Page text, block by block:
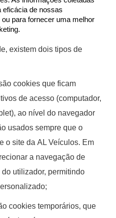
As informações coletadas
eficácia de nossas
para fornecer uma melhor
existem dois tipos de
cookies que ficam
de acesso (computador,
ao nível do navegador
usados sempre que o
o site da AL Veículos. Em
a navegação de
utilizador, permitindo
cookies temporários, que